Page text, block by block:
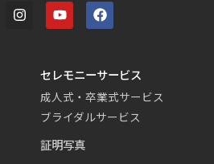
セレモニーサービス
成人式・卒業式サービス
ブライダルサービス
証明写真